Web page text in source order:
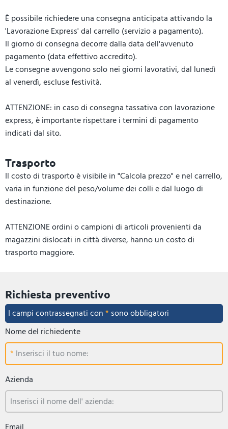
È possibile richiedere una consegna anticipata attivando la
'Lavorazione Express' dal carrello (servizio a pagamento).
Il giorno di consegna decorre dalla data dell'avvenuto
pagamento (data effettivo accredito).
Le consegne avvengono solo nei giorni lavorativi, dal lunedì
al venerdì, escluse festività.
ATTENZIONE: in caso di consegna tassativa con lavorazione
express, è importante rispettare i termini di pagamento
indicati dal sito.
Trasporto
Il costo di trasporto è visibile in "Calcola prezzo" e nel carrello,
varia in funzione del peso/volume dei colli e dal luogo di
destinazione.
ATTENZIONE ordini o campioni di articoli provenienti da
magazzini dislocati in città diverse, hanno un costo di
trasporto maggiore.
Richiesta preventivo
I campi contrassegnati con* sono obbligatori
Nome del richiedente
Inserisci il tuo nome:
Azienda
Inserisci il nome dell' azienda: